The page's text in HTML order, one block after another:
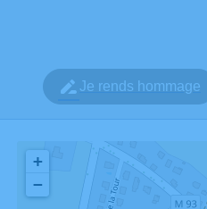
Je rends hommage
+
−